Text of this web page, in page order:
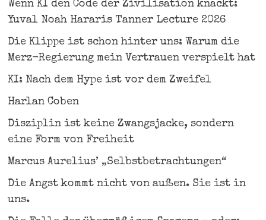
Wenn KI den Code der Zivilisation knackt:
Yuval Noah Hararis Tanner Lecture 2026
Die Klippe ist schon hinter uns: Warum die
Merz-Regierung mein Vertrauen verspielt hat
KI: Nach dem Hype ist vor dem Zweifel
Harlan Coben
Disziplin ist keine Zwangsjacke, sondern
eine Form von Freiheit
Marcus Aurelius’ „Selbstbetrachtungen“
Die Angst kommt nicht von außen. Sie ist in
uns.